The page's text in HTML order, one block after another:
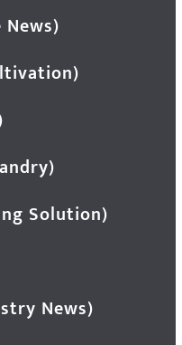
News)
Solution)
News)